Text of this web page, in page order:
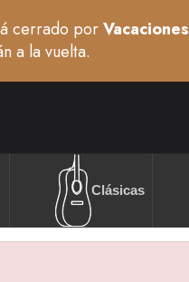
cerrado porVacaciones
a la vuelta.
Clásicas